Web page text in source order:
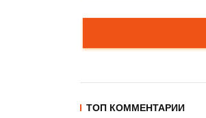
ТОП КОММЕНТАРИИ